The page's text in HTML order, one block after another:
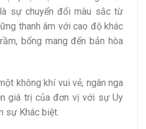
sự chuyển đổi màu sắc từ
thanh âm với cao độ khác
bổng mang đến bản hòa
không khí vui vẻ, ngân nga
giá trị của đơn vị với sự Uy
sự Khác biệt.